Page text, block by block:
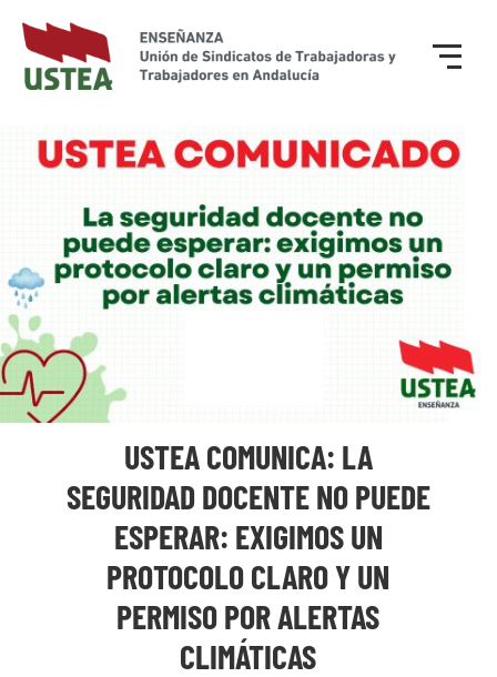
USTEA COMUNICA: LA
SEGURIDAD DOCENTE NO PUEDE
ESPERAR: EXIGIMOS UN
PROTOCOLO CLARO Y UN
PERMISO POR ALERTAS
CLIMÁTICAS